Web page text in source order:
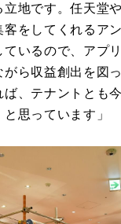
立地です。任天堂
客をしてくれるア
ているので、アプ
がら収益創出を図
ば、テナントとも
思っています」